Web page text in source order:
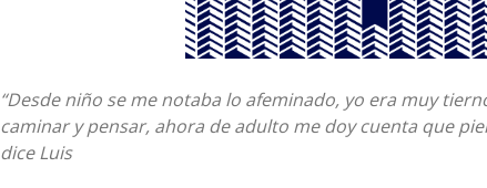
“Desde niño se me notaba lo afeminado, yo era muy
caminar y pensar, ahora de adulto me doy cuenta que
dice Luis